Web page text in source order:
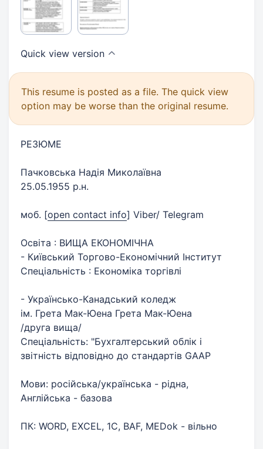
Quick view version
This resume is posted as a file. The quick view
option may be worse than the original resume.
РЕЗЮМЕ
Пачковська Надія Миколаївна
25.05.1955 р.н.
моб. [open contact info] Viber/ Telegram
Освіта : ВИЩА ЕКОНОМІЧНА
- Київський Торгово-Економічний Інститут
Спеціальність : Економіка торгівлі
- Українсько-Канадський коледж
ім. Грета Мак-Юена Грета Мак-Юена
/друга вища/
Спеціальність: "Бухгалтерський облік і
звітність відповідно до стандартів GAAP
Мови: російська/українська - рідна,
Англійська - базова
ПК: WORD, EXCEL, 1C, BAF, MEDok - вільно